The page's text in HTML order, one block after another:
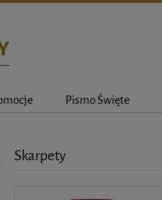
Pismo Święte
Skarpety